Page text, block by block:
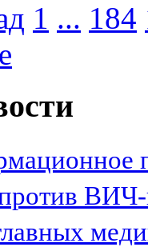
1 ... 184